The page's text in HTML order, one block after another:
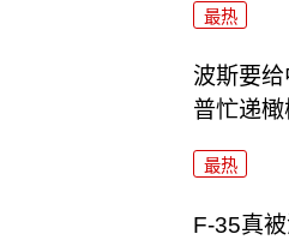
最热
波斯要
普忙递橄
最热
F-35真